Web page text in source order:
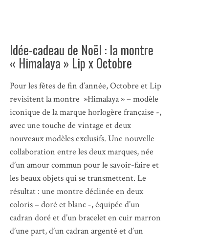
Idée-cadeau de Noël : la montre
« Himalaya » Lip x Octobre
​Pour les fêtes de fin d’année, ​Octobre​ et L​ip​
revisitent la montre ​ »Himalaya​ »​​ – ​modèle
iconique de la marque horlogère française​ -​,
​avec une touche de vintage​ et ​deux
nouveaux modèles exclusifs​.​ ​Une ​nouvelle​
collaboration entre les deux marques, née
d’un amour commun pour le savoir-faire et
les beaux objets qui se transmettent. ​Le
résultat : une montre déclinée en deux
coloris – doré et blanc -, équipée d’un
cadran doré et d’un bracelet en cuir marron
d’une part, d’un cadran argenté et d’un